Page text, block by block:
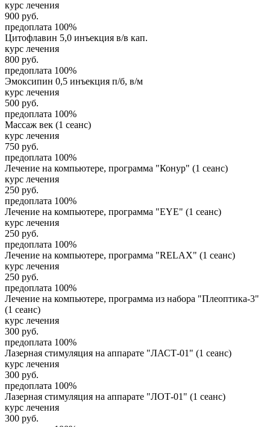
курс лечения
900 руб.
предоплата 100%
Цитофлавин 5,0 инъекция в/в кап.
курс лечения
800 руб.
предоплата 100%
Эмоксипин 0,5 инъекция п/б, в/м
курс лечения
500 руб.
предоплата 100%
Массаж век (1 сеанс)
курс лечения
750 руб.
предоплата 100%
Лечение на компьютере, программа "Конур" (1 сеанс)
курс лечения
250 руб.
предоплата 100%
Лечение на компьютере, программа "EYE" (1 сеанс)
курс лечения
250 руб.
предоплата 100%
Лечение на компьютере, программа "RELAX" (1 сеанс)
курс лечения
250 руб.
предоплата 100%
Лечение на компьютере, программа из набора "Плеоптика-3"
(1 сеанс)
курс лечения
300 руб.
предоплата 100%
Лазерная стимуляция на аппарате "ЛАСТ-01" (1 сеанс)
курс лечения
300 руб.
предоплата 100%
Лазерная стимуляция на аппарате "ЛОТ-01" (1 сеанс)
курс лечения
300 руб.